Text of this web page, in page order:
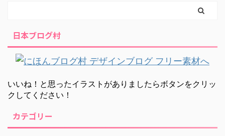
日本ブログ村
いいね！と思ったイラストがありましたらボタンをクリッ
クしてください！
カテゴリー